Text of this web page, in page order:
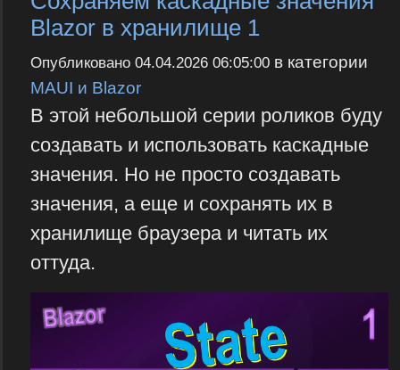
Blazor в хранилище 1
Опубликовано 04.04.2026 06:05:00в категории
MAUI и Blazor
В этой небольшой серии роликов буду
создавать и использовать каскадные
значения. Но не просто создавать
значения, а еще и сохранять их в
хранилище браузера и читать их
оттуда.